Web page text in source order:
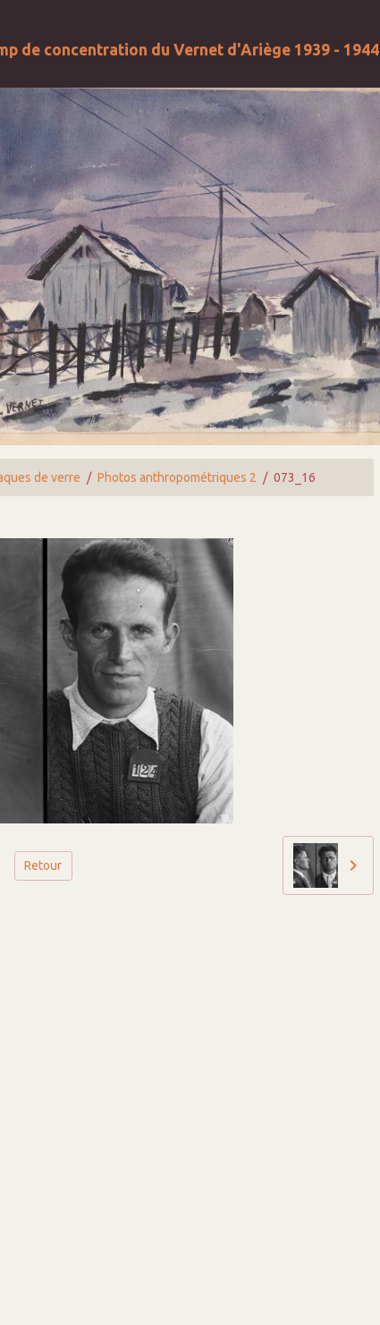
de concentration du Vernet d'Ariège 1939 - 1944
de verre Photos anthropométriques 2 073_16
Retour